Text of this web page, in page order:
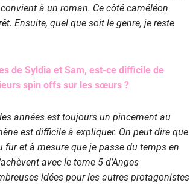
à un roman. Ce côté caméléon
Ensuite, quel que soit le genre, je reste
de Syldia et Sam, est-ce difficile de
spin offs sur les sœurs ?
années est toujours un pincement au
est difficile à expliquer. On peut dire que
fur et à mesure que je passe du temps en
avec le tome 5 d’Anges
idées pour les autres protagonistes